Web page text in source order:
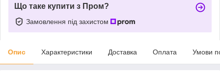
Що таке купити з Пром?
Замовлення під захистом
Опис Характеристики Доставка Оплата Умови